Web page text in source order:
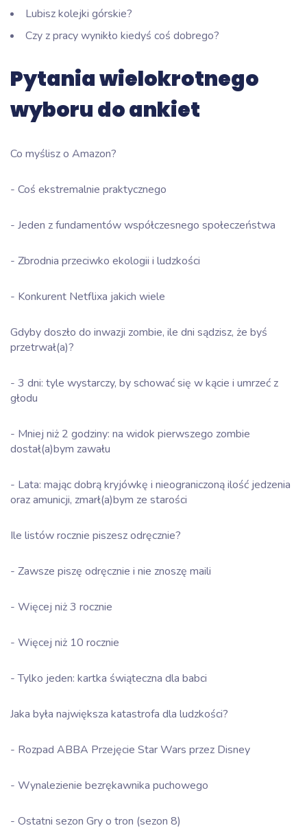
Lubisz kolejki górskie?
Czy z pracy wynikło kiedyś coś dobrego?
Pytania wielokrotnego
wyboru do ankiet
Co myślisz o Amazon?
- Coś ekstremalnie praktycznego
- Jeden z fundamentów współczesnego społeczeństwa
- Zbrodnia przeciwko ekologii i ludzkości
- Konkurent Netflixa jakich wiele
Gdyby doszło do inwazji zombie, ile dni sądzisz, że byś
przetrwał(a)?
- 3 dni: tyle wystarczy, by schować się w kącie i umrzeć z
głodu
- Mniej niż 2 godziny: na widok pierwszego zombie
dostał(a)bym zawału
- Lata: mając dobrą kryjówkę i nieograniczoną ilość jedzenia
oraz amunicji, zmarł(a)bym ze starości
Ile listów rocznie piszesz odręcznie?
- Zawsze piszę odręcznie i nie znoszę maili
- Więcej niż 3 rocznie
- Więcej niż 10 rocznie
- Tylko jeden: kartka świąteczna dla babci
Jaka była największa katastrofa dla ludzkości?
- Rozpad ABBA Przejęcie Star Wars przez Disney
- Wynalezienie bezrękawnika puchowego
- Ostatni sezon Gry o tron (sezon 8)